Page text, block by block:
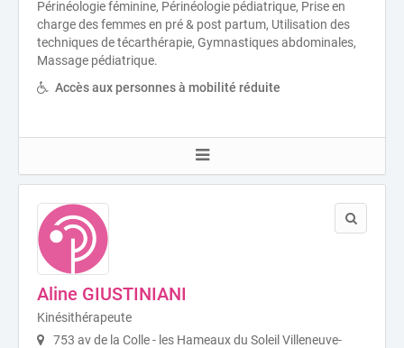
Périnéologie féminine, Périnéologie pédiatrique, Prise en
charge des femmes en pré & post partum, Utilisation des
techniques de técarthérapie, Gymnastiques abdominales,
Massage pédiatrique.
Accès aux personnes à mobilité réduite
Aline GIUSTINIANI
Kinésithérapeute
753 av de la Colle - les Hameaux du Soleil Villeneuve-